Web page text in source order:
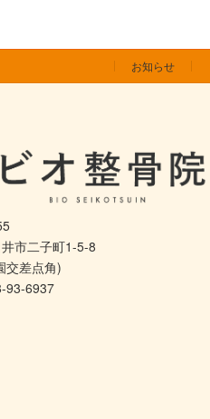
お知らせ
市二子町1-5-8
交差点角)
93-6937